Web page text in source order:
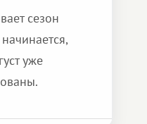
сезон
уже